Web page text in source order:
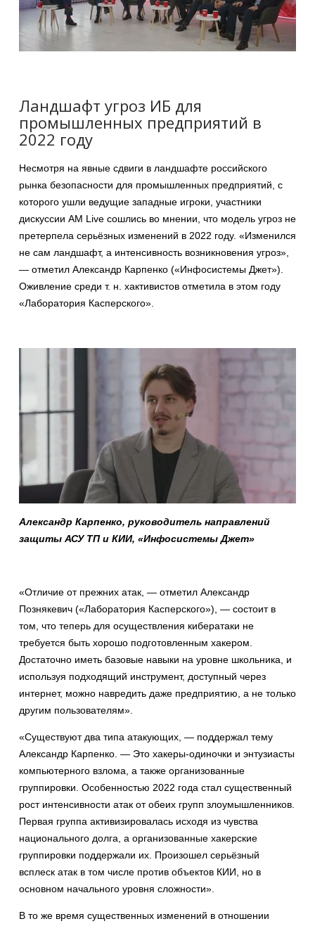
Ландшафт угроз ИБ для
промышленных предприятий в
2022 году
Несмотря на явные сдвиги в ландшафте российского
рынка безопасности для промышленных предприятий, с
которого ушли ведущие западные игроки, участники
дискуссии AM Live сошлись во мнении, что модель угроз не
претерпела серьёзных изменений в 2022 году. «Изменился
не сам ландшафт, а интенсивность возникновения угроз»,
— отметил Александр Карпенко («Инфосистемы Джет»).
Оживление среди т. н. хактивистов отметила в этом году
«Лаборатория Касперского».
Александр Карпенко, руководитель направлений
защиты АСУ ТП и КИИ, «Инфосистемы Джет»
«Отличие от прежних атак, — отметил Александр
Познякевич («Лаборатория Касперского»), — состоит в
том, что теперь для осуществления кибератаки не
требуется быть хорошо подготовленным хакером.
Достаточно иметь базовые навыки на уровне школьника, и
используя подходящий инструмент, доступный через
интернет, можно навредить даже предприятию, а не только
другим пользователям».
«Существуют два типа атакующих, — поддержал тему
Александр Карпенко. — Это хакеры-одиночки и энтузиасты
компьютерного взлома, а также организованные
группировки. Особенностью 2022 года стал существенный
рост интенсивности атак от обеих групп злоумышленников.
Первая группа активизировалась исходя из чувства
национального долга, а организованные хакерские
группировки поддержали их. Произошел серьёзный
всплеск атак в том числе против объектов КИИ, но в
основном начального уровня сложности».
В то же время существенных изменений в отношении